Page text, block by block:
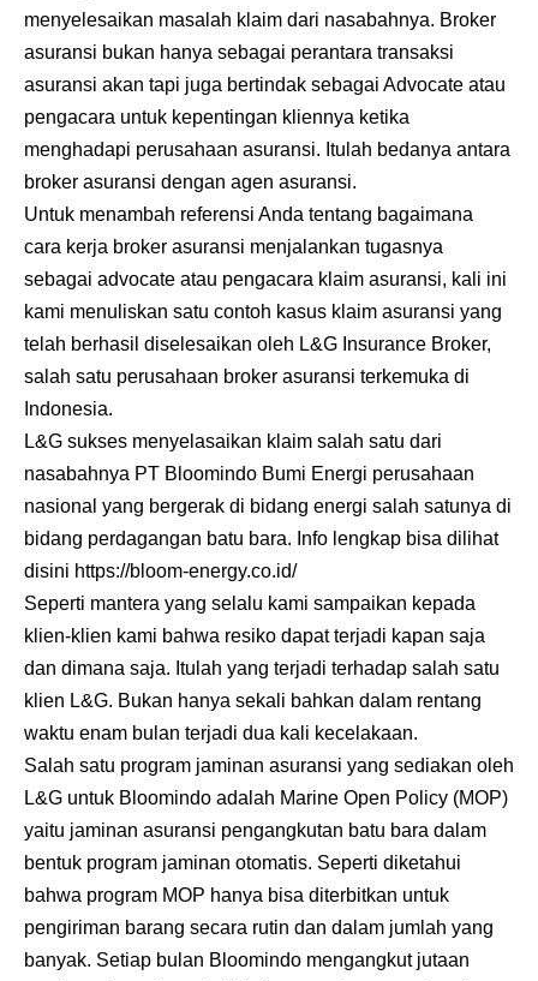
menyelesaikan masalah klaim dari nasabahnya. Broker
asuransi bukan hanya sebagai perantara transaksi
asuransi akan tapi juga bertindak sebagai Advocate atau
pengacara untuk kepentingan kliennya ketika
menghadapi perusahaan asuransi. Itulah bedanya antara
broker asuransi dengan agen asuransi.
Untuk menambah referensi Anda tentang bagaimana
cara kerja broker asuransi menjalankan tugasnya
sebagai advocate atau pengacara klaim asuransi, kali ini
kami menuliskan satu contoh kasus klaim asuransi yang
telah berhasil diselesaikan oleh L&G Insurance Broker,
salah satu perusahaan broker asuransi terkemuka di
Indonesia.
L&G sukses menyelasaikan klaim salah satu dari
nasabahnya PT Bloomindo Bumi Energi perusahaan
nasional yang bergerak di bidang energi salah satunya di
bidang perdagangan batu bara. Info lengkap bisa dilihat
disini https://bloom-energy.co.id/
Seperti mantera yang selalu kami sampaikan kepada
klien-klien kami bahwa resiko dapat terjadi kapan saja
dan dimana saja. Itulah yang terjadi terhadap salah satu
klien L&G. Bukan hanya sekali bahkan dalam rentang
waktu enam bulan terjadi dua kali kecelakaan.
Salah satu program jaminan asuransi yang sediakan oleh
L&G untuk Bloomindo adalah Marine Open Policy (MOP)
yaitu jaminan asuransi pengangkutan batu bara dalam
bentuk program jaminan otomatis. Seperti diketahui
bahwa program MOP hanya bisa diterbitkan untuk
pengiriman barang secara rutin dan dalam jumlah yang
banyak. Setiap bulan Bloomindo mengangkut jutaan